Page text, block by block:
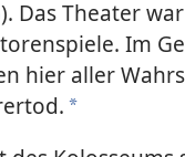
). Das Theater
Im
hier aller
*